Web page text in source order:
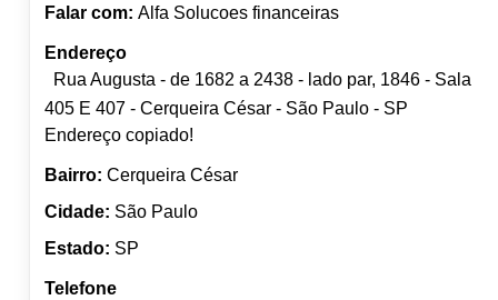
Falar com: Alfa Solucoes financeiras
Endereço
Rua Augusta - de 1682 a 2438 - lado par, 1846 - Sala
405 E 407 - Cerqueira César - São Paulo - SP
Endereço copiado!
Bairro: Cerqueira César
Cidade: São Paulo
Estado: SP
Telefone